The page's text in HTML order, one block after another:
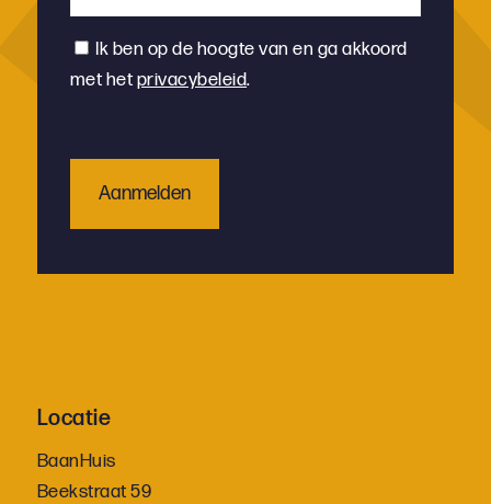
*Instemming
Ik ben op de hoogte van en ga akkoord
met het privacybeleid.
Locatie
BaanHuis
Beekstraat 59